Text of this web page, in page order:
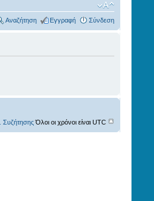
Αναζήτηση Εγγραφή Σύνδεση
ΣυζήτησηςΌλοι οι χρόνοι είναι UTC